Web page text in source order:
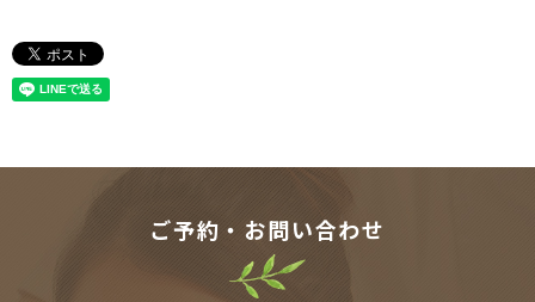
ご予約・お問い合わせ